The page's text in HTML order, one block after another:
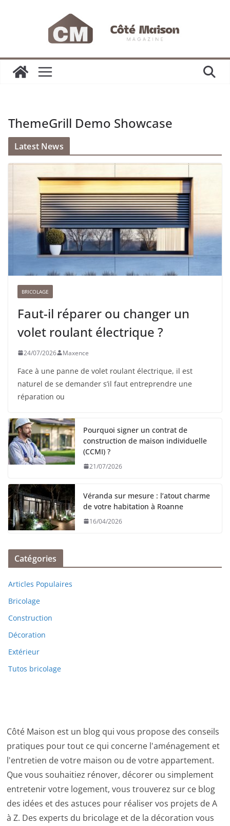
ThemeGrill Demo Showcase
Latest News
BRICOLAGE
Faut-il réparer ou changer un
volet roulant électrique ?
24/07/2026 Maxence
Face à une panne de volet roulant électrique, il est
naturel de se demander s’il faut entreprendre une
réparation ou
Pourquoi signer un contrat de
construction de maison individuelle
(CCMI) ?
21/07/2026
Véranda sur mesure : l’atout charme
de votre habitation à Roanne
16/04/2026
Catégories
Articles Populaires
Bricolage
Construction
Décoration
Extérieur
Tutos bricolage
Côté Maison est un blog qui vous propose des conseils
pratiques pour tout ce qui concerne l'aménagement et
l'entretien de votre maison ou de votre appartement.
Que vous souhaitiez rénover, décorer ou simplement
entretenir votre logement, vous trouverez sur ce blog
des idées et des astuces pour réaliser vos projets de A
à Z. Des experts du bricolage et de la décoration vous